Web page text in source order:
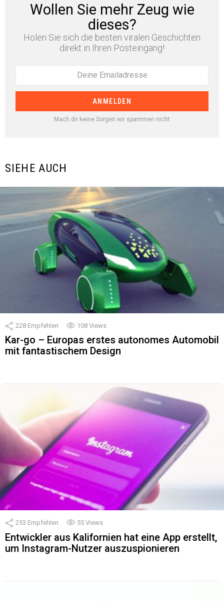
Wollen Sie mehr Zeug wie
dieses?
Holen Sie sich die besten viralen Geschichten
direkt in Ihren Posteingang!
Mach dir keine Sorgen wir spammen nicht
SIEHE AUCH
228 Empfehlen 108 Views
Kar-go – Europas erstes autonomes Automobil
mit fantastischem Design
253 Empfehlen 55 Views
Entwickler aus Kalifornien hat eine App erstellt,
um Instagram-Nutzer auszuspionieren